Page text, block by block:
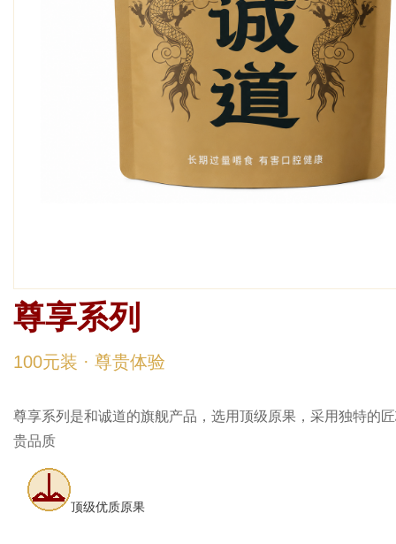
尊享系列
100元装 · 尊贵体验
尊享系列是和诚道的旗舰产品，选用顶级原果，采用独特的
贵品质
顶级优质原果